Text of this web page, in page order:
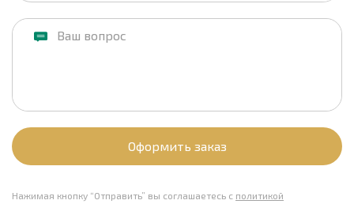
Оформить заказ
Нажимая кнопку “Отправить” вы соглашаетесь с политикой